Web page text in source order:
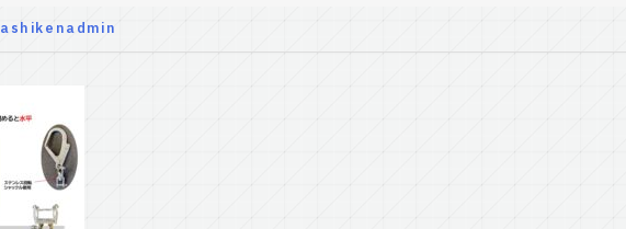
ashikenadmin